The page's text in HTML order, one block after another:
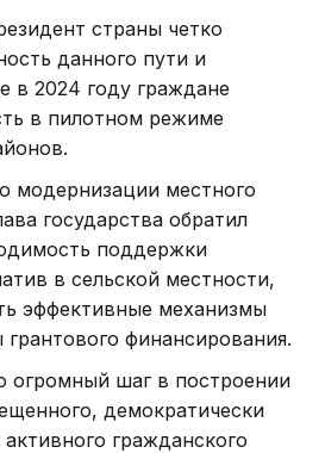
страны четко
данного пути и
в 2024 году граждане
в пилотном режиме
модернизации местного
государства обратил
поддержки
в сельской местности,
эффективные механизмы
финансирования.
огромный шаг в построении
демократически
гражданского